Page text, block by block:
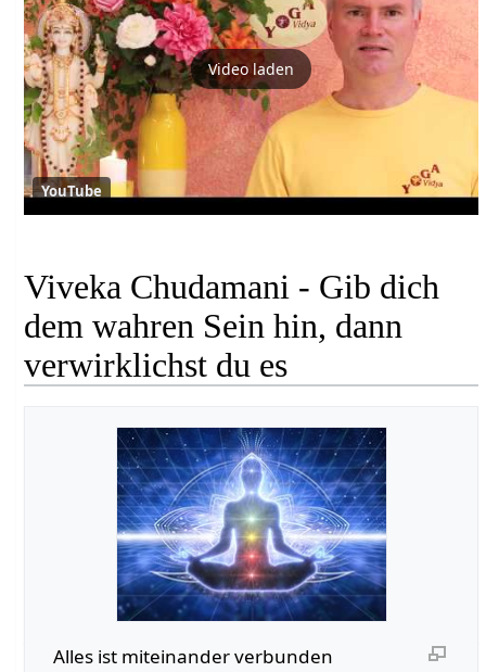
Video laden
YouTube
Viveka Chudamani - Gib dich
dem wahren Sein hin, dann
verwirklichst du es
Alles ist miteinander verbunden